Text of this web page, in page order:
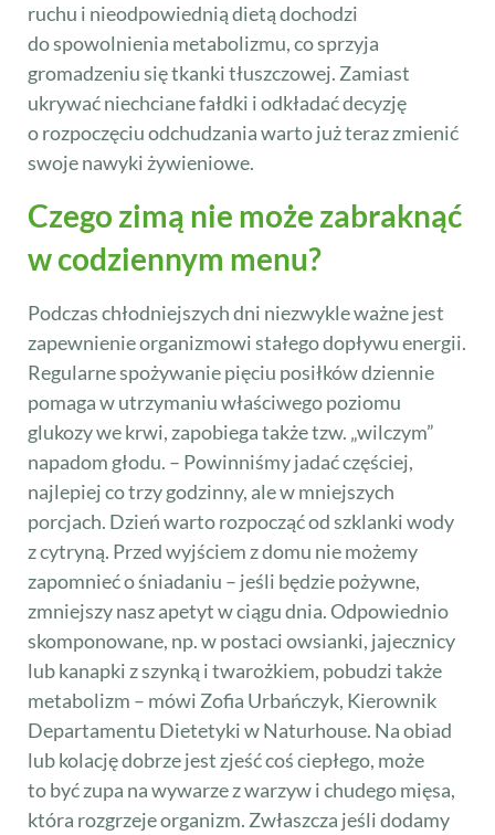
ruchu i nieodpowiednią dietą dochodzi
do spowolnienia metabolizmu, co sprzyja
gromadzeniu się tkanki tłuszczowej. Zamiast
ukrywać niechciane fałdki i odkładać decyzję
o rozpoczęciu odchudzania warto już teraz zmienić
swoje nawyki żywieniowe.
Czego zimą nie może zabraknąć
w codziennym menu?
Podczas chłodniejszych dni niezwykle ważne jest
zapewnienie organizmowi stałego dopływu energii.
Regularne spożywanie pięciu posiłków dziennie
pomaga w utrzymaniu właściwego poziomu
glukozy we krwi, zapobiega także tzw. „wilczym”
napadom głodu. – Powinniśmy jadać częściej,
najlepiej co trzy godzinny, ale w mniejszych
porcjach. Dzień warto rozpocząć od szklanki wody
z cytryną. Przed wyjściem z domu nie możemy
zapomnieć o śniadaniu – jeśli będzie pożywne,
zmniejszy nasz apetyt w ciągu dnia. Odpowiednio
skomponowane, np. w postaci owsianki, jajecznicy
lub kanapki z szynką i twarożkiem, pobudzi także
metabolizm – mówi Zofia Urbańczyk, Kierownik
Departamentu Dietetyki w Naturhouse. Na obiad
lub kolację dobrze jest zjeść coś ciepłego, może
to być zupa na wywarze z warzyw i chudego mięsa,
która rozgrzeje organizm. Zwłaszcza jeśli dodamy